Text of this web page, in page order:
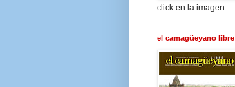
click en la imagen
el camagüeyano libre